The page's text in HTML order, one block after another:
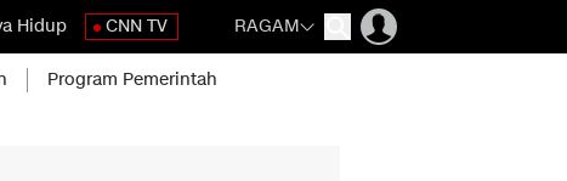
Hidup CNN TV RAGAM
Program Pemerintah